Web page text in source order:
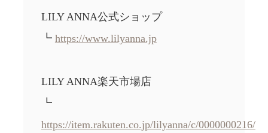
LILY ANNA公式ショップ
┗ https://www.lilyanna.jp
LILY ANNA楽天市場店
┗
https://item.rakuten.co.jp/lilyanna/c/0000000216/